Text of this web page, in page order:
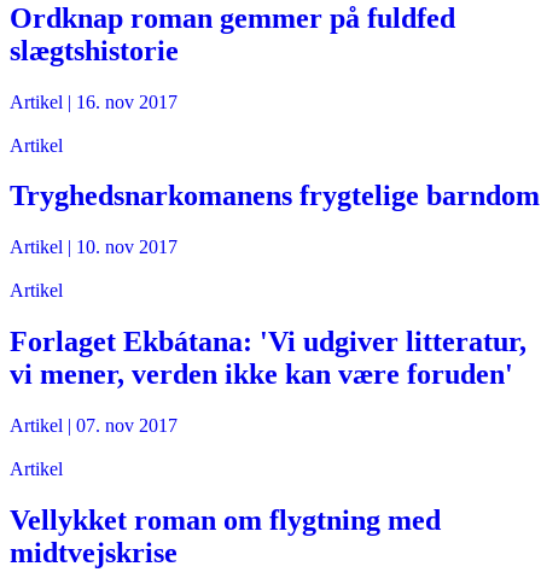
Ordknap roman gemmer på fuldfed
slægtshistorie
Artikel | 16. nov 2017
Artikel
Tryghedsnarkomanens frygtelige barndom
Artikel | 10. nov 2017
Artikel
Forlaget Ekbátana: 'Vi udgiver litteratur,
vi mener, verden ikke kan være foruden'
Artikel | 07. nov 2017
Artikel
Vellykket roman om flygtning med
midtvejskrise